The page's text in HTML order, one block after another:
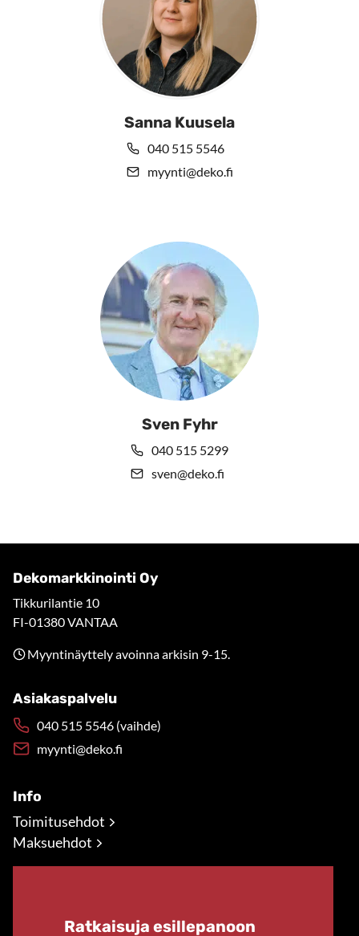
Sanna Kuusela
040 515 5546
myynti@deko.fi
Sven Fyhr
040 515 5299
sven@deko.fi
Dekomarkkinointi Oy
Tikkurilantie 10
FI-01380 VANTAA
Myyntinäyttely avoinna arkisin 9-15.
Asiakaspalvelu
040 515 5546 (vaihde)
myynti@deko.fi
Info
Toimitusehdot
Maksuehdot
Ratkaisuja esillepanoon